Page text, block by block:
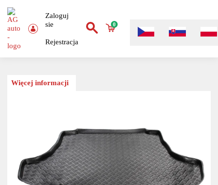
Zaloguj
sie
Rejestracja
0
Więcej informacji